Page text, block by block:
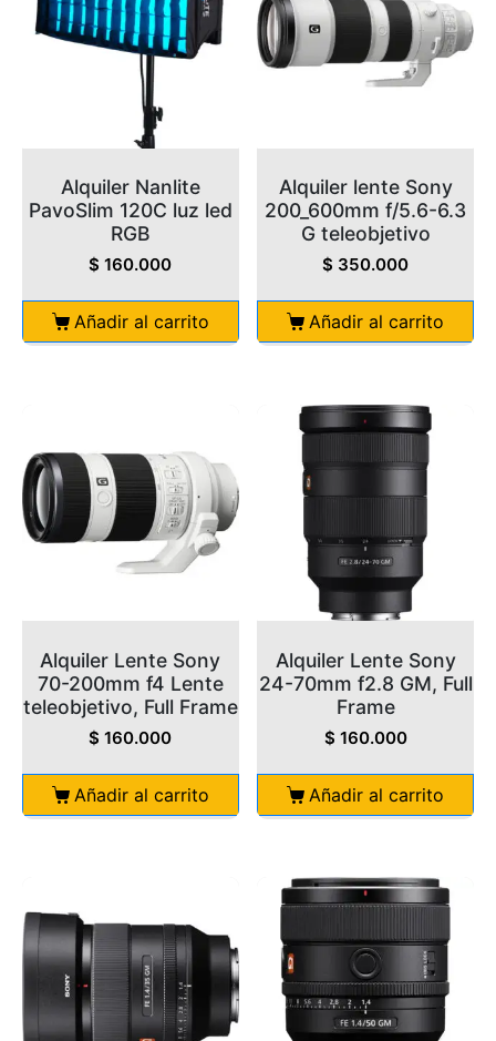
Alquiler Nanlite
PavoSlim 120C luz led
RGB
$ 160.000
Añadir al carrito
Alquiler lente Sony
200_600mm f/5.6-6.3
G teleobjetivo
$ 350.000
Añadir al carrito
Alquiler Lente Sony
70-200mm f4 Lente
teleobjetivo, Full Frame
$ 160.000
Añadir al carrito
Alquiler Lente Sony
24-70mm f2.8 GM, Full
Frame
$ 160.000
Añadir al carrito